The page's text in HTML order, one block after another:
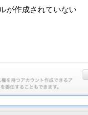
が作成されていない